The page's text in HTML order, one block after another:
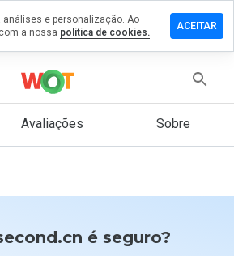
Avaliações Sobre
é seguro?
análises e personalização. Ao
a nossa política de cookies.
ACEITAR